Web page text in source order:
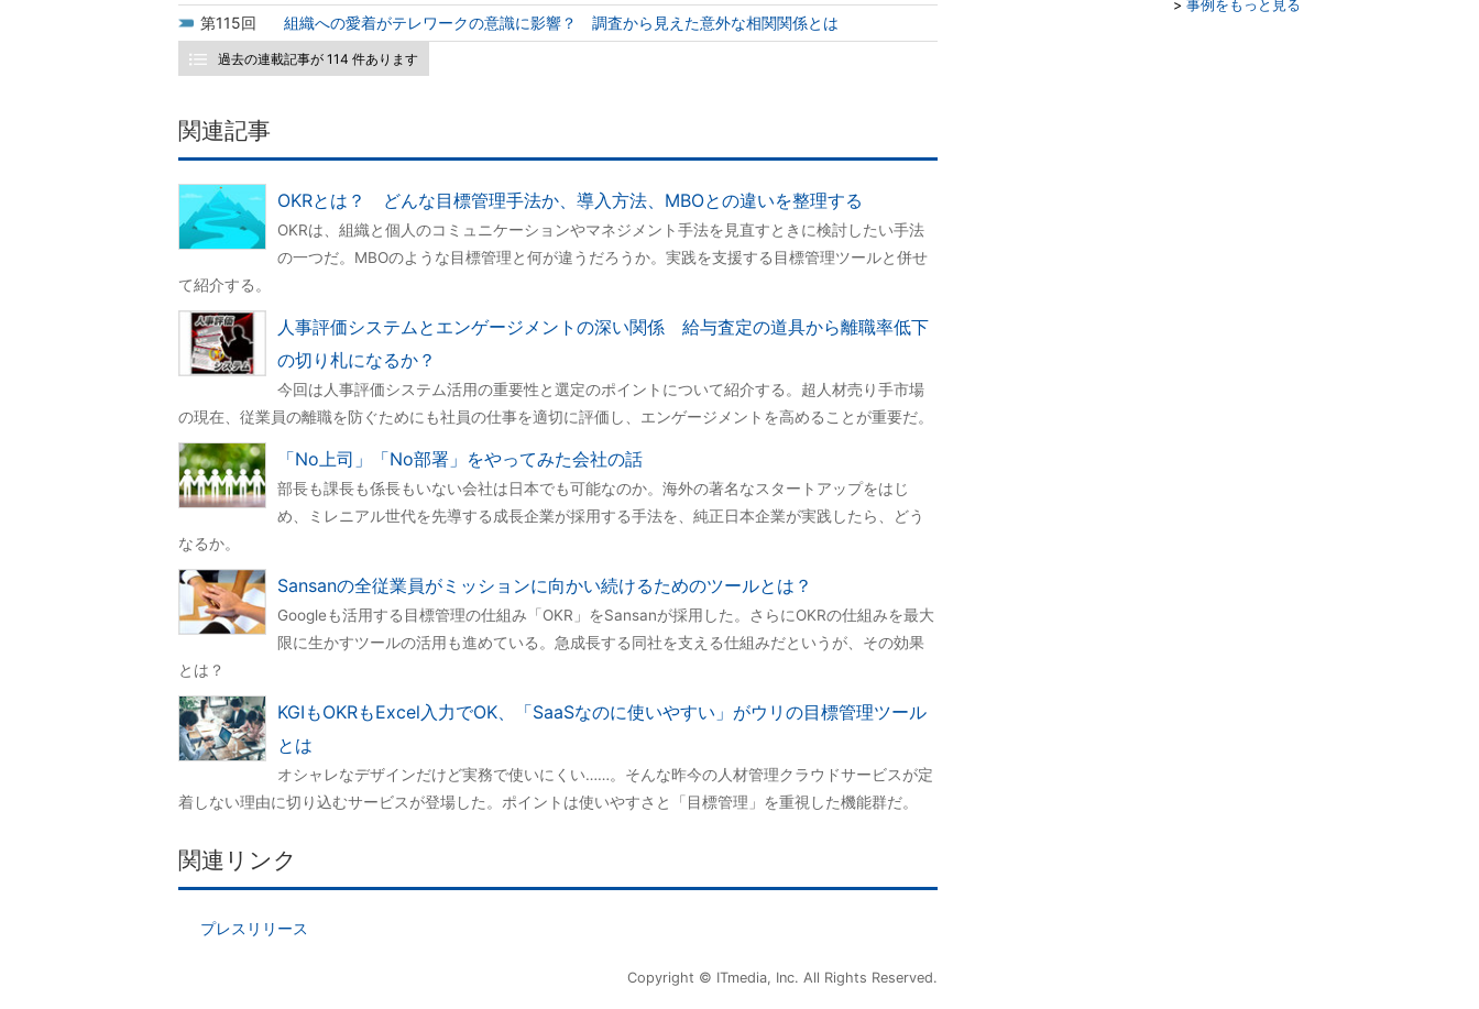
115
組織への愛着がテレワークの意識に影響？ 調査から見えた意外な相関関係とは
過去の連載記事が 114 件あります
関連記事
OKRとは？ どんな目標管理手法か、導入方法、MBOとの違いを整理する
OKRは、組織と個人のコミュニケーションやマネジメント手法を見直すときに検討したい手法
の一つだ。MBOのような目標管理と何が違うだろうか。実践を支援する目標管理ツールと併せ
て紹介する。
人事評価システムとエンゲージメントの深い関係 給与査定の道具から離職率低下
の切り札になるか？
今回は人事評価システム活用の重要性と選定のポイントについて紹介する。超人材売り手市場
の現在、従業員の離職を防ぐためにも社員の仕事を適切に評価し、エンゲージメントを高めることが重要だ。
「No上司」「No部署」をやってみた会社の話
部長も課長も係長もいない会社は日本でも可能なのか。海外の著名なスタートアップをはじ
め、ミレニアル世代を先導する成長企業が採用する手法を、純正日本企業が実践したら、どう
なるか。
Sansanの全従業員がミッションに向かい続けるためのツールとは？
Googleも活用する目標管理の仕組み「OKR」をSansanが採用した。さらにOKRの仕組みを最大
限に生かすツールの活用も進めている。急成長する同社を支える仕組みだというが、その効果
とは？
KGIもOKRもExcel入力でOK、「SaaSなのに使いやすい」がウリの目標管理ツール
とは
オシャレなデザインだけど実務で使いにくい……。そんな昨今の人材管理クラウドサービスが定
着しない理由に切り込むサービスが登場した。ポイントは使いやすさと「目標管理」を重視した機能群だ。
関連リンク
プレスリリース
Copyright © ITmedia, Inc. All Rights Reserved.